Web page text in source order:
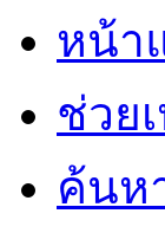
หน้า
ช่วย
ค้นห